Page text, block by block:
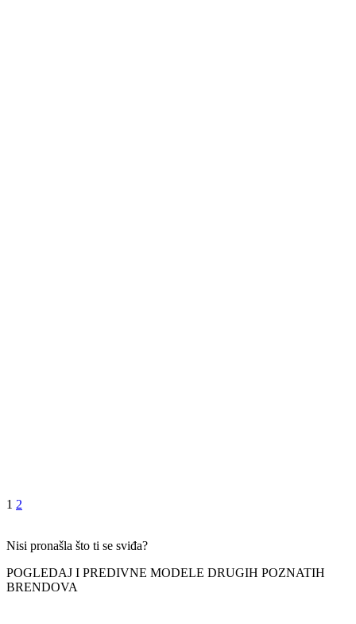
1 2
Nisi pronašla što ti se sviđa?
POGLEDAJ I PREDIVNE MODELE DRUGIH POZNATIH
BRENDOVA